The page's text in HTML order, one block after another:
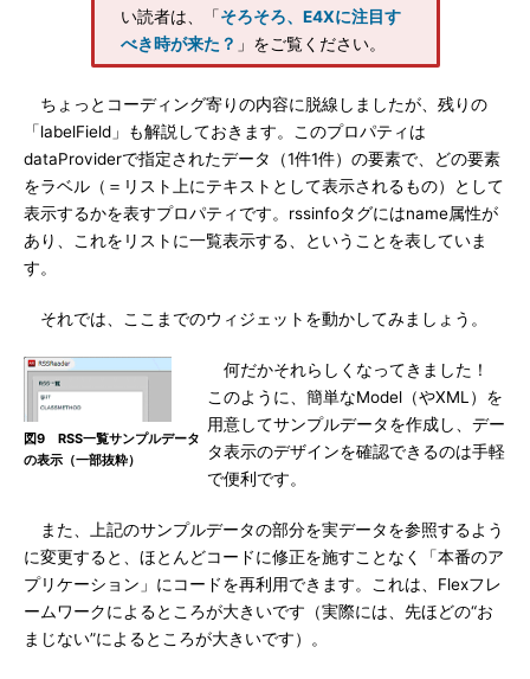
い読者は、「そろそろ、E4Xに注目す
べき時が来た？ 」をご覧ください。
ちょっとコーディング寄りの内容に脱線しましたが、残りの
「labelField」も解説しておきます。このプロパティは
dataProviderで指定されたデータ（1件1件）の要素で、どの要素
をラベル（＝リスト上にテキストとして表示されるもの）として
表示するかを表すプロパティです。rssinfoタグにはname属性が
あり、これをリストに一覧表示する、ということを表していま
す。
それでは、ここまでのウィジェットを動かしてみましょう。
図9 RSS一覧サンプルデータ
の表示（一部抜粋）
何だかそれらしくなってきました！
このように、簡単なModel（やXML）を
用意してサンプルデータを作成し、デー
タ表示のデザインを確認できるのは手軽
で便利です。
また、上記のサンプルデータの部分を実データを参照するよう
に変更すると、ほとんどコードに修正を施すことなく「本番のア
プリケーション」にコードを再利用できます。これは、Flexフレ
ームワークによるところが大きいです（実際には、先ほどの“お
まじない”によるところが大きいです）。